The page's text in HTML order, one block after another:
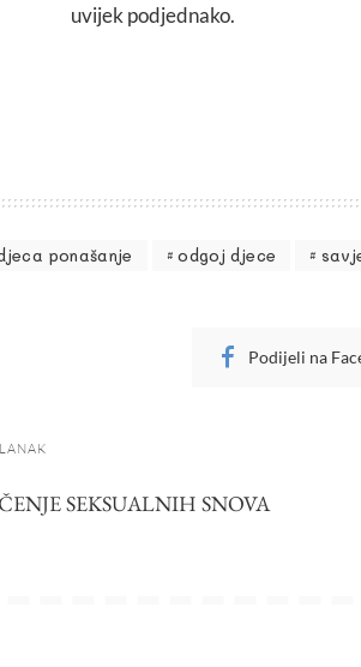
uvijek podjednako.
ponašanje odgoj djece
Podijeli na
SEKSUALNIH SNOVA